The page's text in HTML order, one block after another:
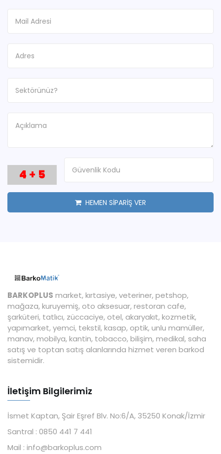
4 + 5
HEMEN SİPARİŞ VER
BARKOPLUS market, kırtasiye, veteriner, petshop,
mağaza, kuruyemiş, oto aksesuar, restoran cafe,
şarküteri, tatlıcı, züccaciye, otel, akaryakıt, kozmetik,
yapımarket, yemci, tekstil, kasap, optik, unlu mamüller,
manav, mobilya, kantin, tobacco, bilişim, medikal, saha
satış ve toptan satış alanlarında hizmet veren barkod
sistemidir.
İletişim Bilgilerimiz
İsmet Kaptan, Şair Eşref Blv. No:6/A, 35250 Konak/İzmir
Santral : 0850 441 7 441
Mail : info@barkoplus.com